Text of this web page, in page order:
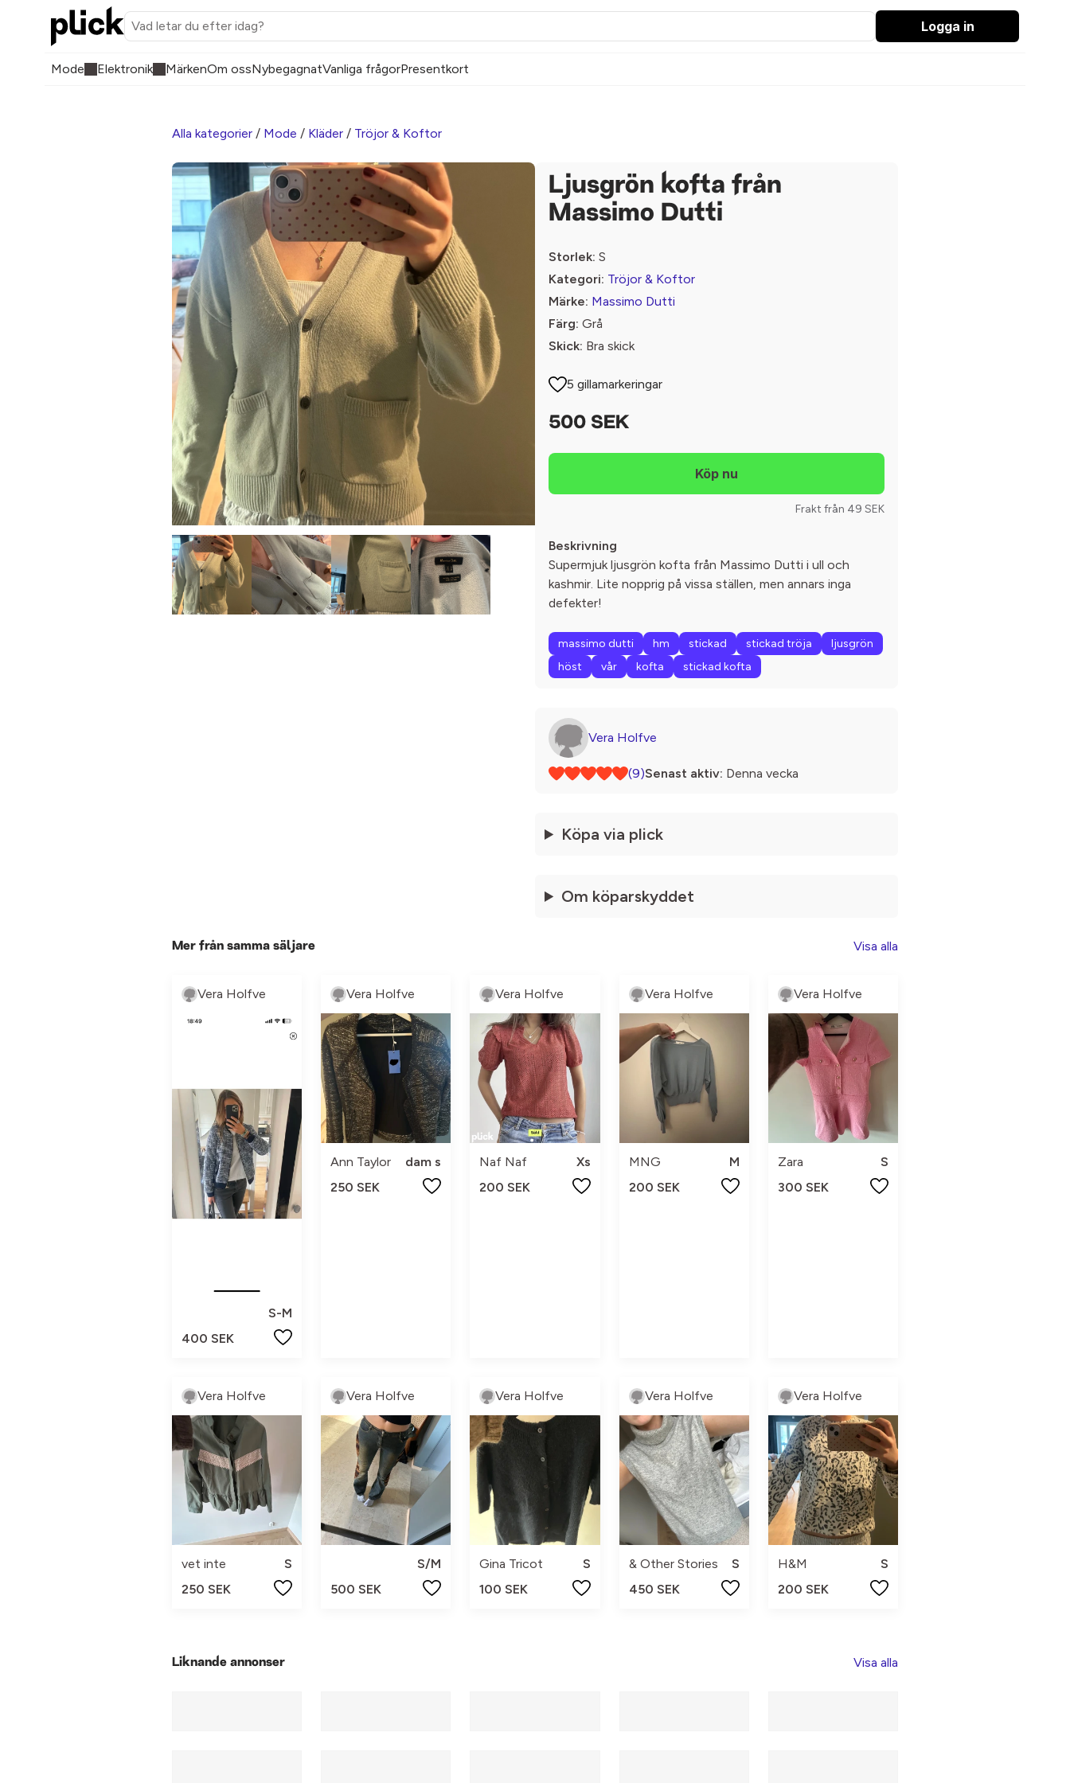
Logga in
Mode Elektronik MärkenOm ossNybegagnatVanliga frågorPresentkort
Alla kategorier / Mode / Kläder / Tröjor & Koftor
Ljusgrön kofta från
Massimo Dutti
Storlek: S
Kategori: Tröjor & Koftor
Märke: Massimo Dutti
Färg: Grå
Skick: Bra skick
5 gillamarkeringar
500 SEK
Frakt från 49 SEK
Beskrivning
Supermjuk ljusgrön kofta från Massimo Dutti i ull och
kashmir. Lite nopprig på vissa ställen, men annars inga
defekter!
massimo dutti hm stickad stickad tröja
ljusgrön
höst
vår kofta stickad kofta
Vera Holfve
(9)Senast aktiv: Denna vecka
Köpa via plick
Om köparskyddet
Mer från samma säljare Visa alla
Vera Holfve
S-M
400 SEK
Vera Holfve
Ann Taylor
dam s
250 SEK
Vera Holfve
Naf Naf
Xs
200 SEK
Vera Holfve
MNG
M
200 SEK
Vera Holfve
Zara
S
300 SEK
Vera Holfve
vet inte
S
250 SEK
Vera Holfve
S/M
500 SEK
Vera Holfve
Gina Tricot
S
100 SEK
Vera Holfve
& Other Stories
S
450 SEK
Vera Holfve
H&M
S
200 SEK
Liknande annonser Visa alla